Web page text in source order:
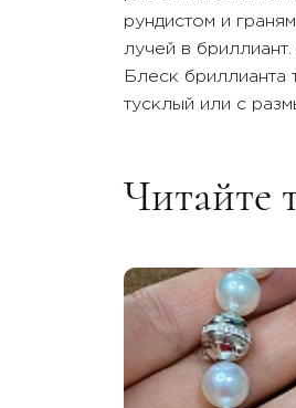
рундистом и
лучей в
Блеск бриллианта
тусклый или с
Читайте